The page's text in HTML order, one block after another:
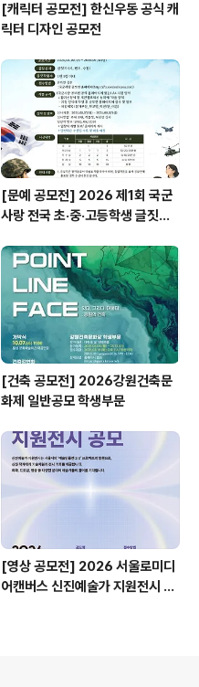
[캐릭터 공모전] 한신우동 공식 캐
릭터 디자인 공모전
[문예 공모전] 2026 제1회 국군
사랑 전국 초·중·고등학생 글짓기
[건축 공모전] 2026강원건축문
화제 일반공모 학생부문
[영상 공모전] 2026 서울로미디
어캔버스 신진예술가 지원전시 공